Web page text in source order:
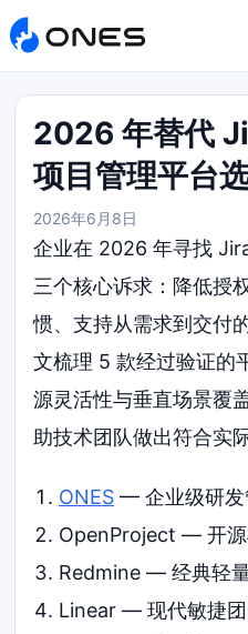
2026 年替代
项目管理平台
2026年6月8日
企业在 2026 年寻找
三个核心诉求：降低授
惯、支持从需求到交付
文梳理 5 款经过验证的
源灵活性与垂直场景覆
助技术团队做出符合实
ONES— 企业级研发
OpenProject — 开源
Redmine — 经典轻
Linear — 现代敏捷